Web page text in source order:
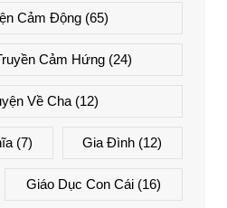
Cảm Động (65)
Cảm Hứng(24)
Về Cha(12)
(7) Gia Đình (12)
Giáo Dục Con Cái(16)